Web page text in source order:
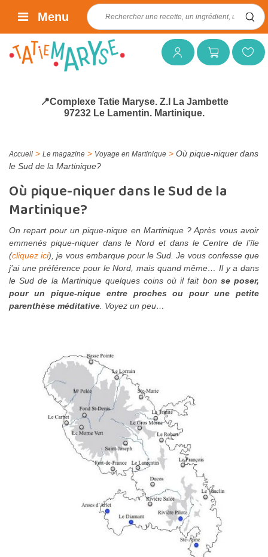
Mon compteMon panierMes favoris
Rechercher :
Menu
📍Complexe Tatie Maryse. Z.I La Jambette
97232 Le Lamentin. Martinique.
Accueil > Le magazine > Voyage en Martinique > Où pique-niquer dans
le Sud de la Martinique?
Où pique-niquer dans le Sud de la
Martinique?
On repart pour un pique-nique en Martinique ? Après vous avoir
emmenés pique-niquer dans le Nord et dans le Centre de l’île
(cliquez ici), je vous embarque pour le Sud. Je vous confesse que
j’ai une préférence pour le Nord, mais quand même… Il y a dans
le Sud de la Martinique quelques coins où il fait bon se poser,
pour un pique-nique entre proches ou pour une petite
parenthèse méditative . Voyez un peu…